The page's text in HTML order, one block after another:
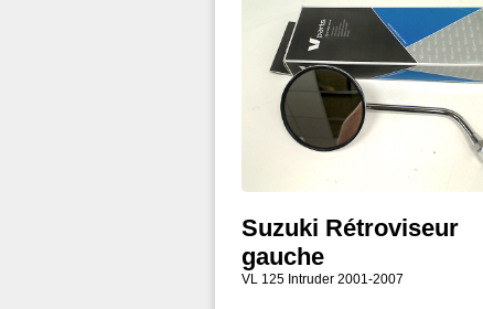
Suzuki Rétroviseur
gauche
VL 125 Intruder 2001-2007